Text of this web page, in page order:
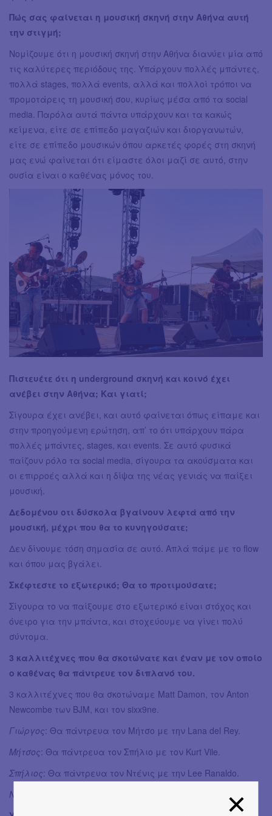
Πώς σας φαίνεται η μουσική σκηνή στην Αθήνα αυτή
την στιγμή;
Νομίζουμε ότι η μουσική σκηνή στην Αθήνα διανύει μία από
τις καλύτερες περιόδους της. Υπάρχουν πολλές μπάντες,
πολλά stages, πολλά events, αλλά και πολλοί τρόποι να
προμοτάρεις τη μουσική σου, κυρίως μέσα από τα social
media. Παρόλα αυτά πάντα υπάρχουν και τα κακώς
κείμενα, είτε σε επίπεδο μαγαζιών και διοργανωτών,
είτε σε επίπεδο μουσικών όπου αρκετές φορές στη σκηνή
μας ενώ φαίνεται ότι είμαστε όλοι μαζί σε αυτό, στην
ουσία είναι ο καθένας μόνος του.
Πιστευέτε ότι η underground σκηνή και κοινό έχει
ανέβει στην Αθήνα; Και γιατί;
Σίγουρα έχει ανέβει, και αυτό φαίνεται όπως είπαμε και
στην προηγούμενη ερώτηση, απ’ το ότι υπάρχουν πάρα
πολλές μπάντες, stages, και events. Σε αυτό φυσικά
παίζουν ρόλο τα social media, σίγουρα τα ακούσματα και
οι επιρροές αλλά και η δίψα της νέας γενιάς να παίξει
μουσική.
Δεδομένου οτι δύσκολα βγαίνουν λεφτά από την
μουσική, μέχρι που θα το κυνηγούσατε;
Δεν δίνουμε τόση σημασία σε αυτό. Απλά πάμε με το flow
και όπου μας βγάλει.
Σκέφτεστε το εξωτερικό; Θα το προτιμούσατε;
Σίγουρα το να παίξουμε στο εξωτερικό είναι στόχος και
όνειρο για την μπάντα, και στοχεύουμε να γίνει πολύ
σύντομα.
3 καλλιτέχνες που θα σκοτώνατε και έναν με τον οποίο
ο καθένας θα πάντρευε τον διπλανό του.
3 καλλιτέχνες που θα σκοτώναμε Matt Damon, τον Anton
Newcombe των BJM, και τον sixx9ne.
Γιώργος: Θα πάντρευα τον Μήτσο με την Lana del Rey.
Μήτσος: Θα πάντρευα τον Σπήλιο με τον Kurt Vile.
Σπήλιος: Θα πάντρευα τον Ντένις με την Lee Ranaldo.
Ντένις